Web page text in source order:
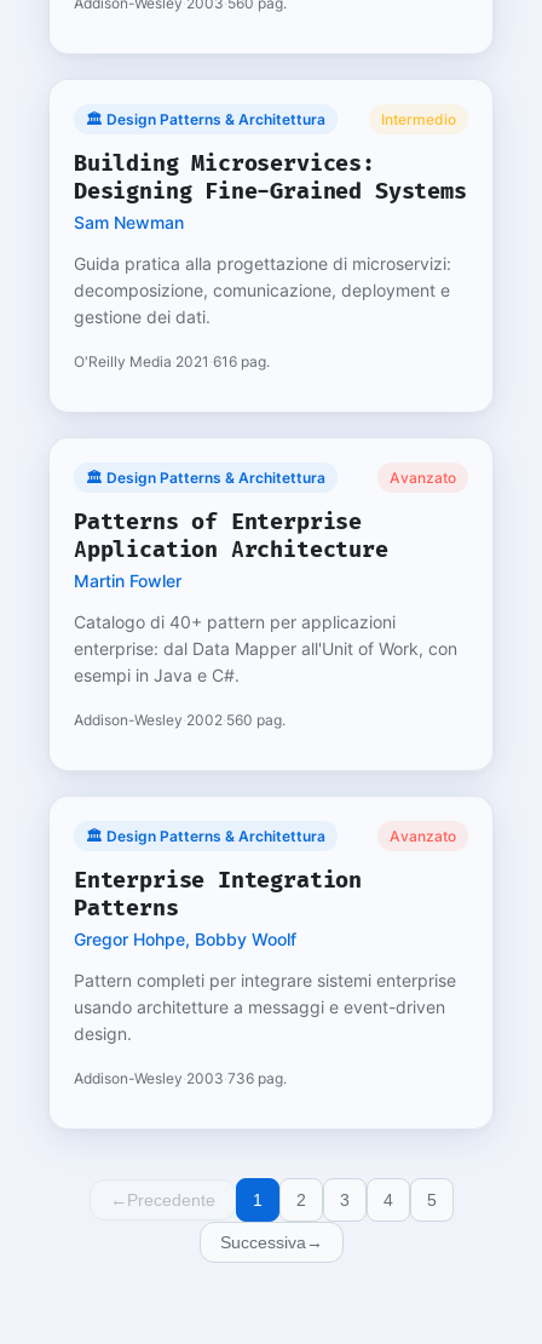
🏛️ Design Patterns & Architettura Intermedio
Building Microservices:
Designing Fine-Grained Systems
Sam Newman
Guida pratica alla progettazione di microservizi:
decomposizione, comunicazione, deployment e
gestione dei dati.
O'Reilly Media·2021 ·616 pag.
🏛️ Design Patterns & Architettura Avanzato
Patterns of Enterprise
Application Architecture
Martin Fowler
Catalogo di 40+ pattern per applicazioni
enterprise: dal Data Mapper all'Unit of Work, con
esempi in Java e C#.
Addison-Wesley·2002·560 pag.
🏛️ Design Patterns & Architettura Avanzato
Enterprise Integration
Patterns
Gregor Hohpe, Bobby Woolf
Pattern completi per integrare sistemi enterprise
usando architetture a messaggi e event-driven
design.
Addison-Wesley·2003·736 pag.
← Precedente 1 2 3 4 5
Successiva →